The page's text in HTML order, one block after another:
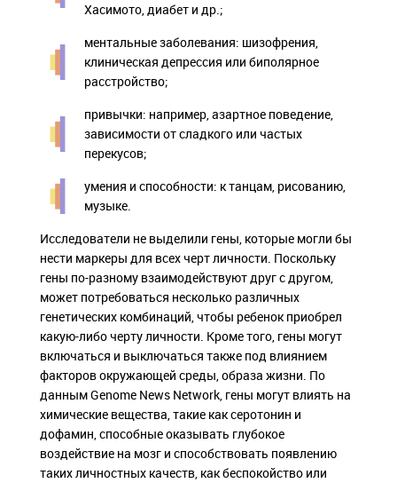
Хасимото, диабет и др.;
ментальные заболевания: шизофрения,
клиническая депрессия или биполярное
расстройство;
привычки: например, азартное поведение,
зависимости от сладкого или частых
перекусов;
умения и способности: к танцам, рисованию,
музыке.
Исследователи не выделили гены, которые могли бы
нести маркеры для всех черт личности. Поскольку
гены по-разному взаимодействуют друг с другом,
может потребоваться несколько различных
генетических комбинаций, чтобы ребенок приобрел
какую-либо черту личности. Кроме того, гены могут
включаться и выключаться также под влиянием
факторов окружающей среды, образа жизни. По
данным Genome News Network, гены могут влиять на
химические вещества, такие как серотонин и
дофамин, способные оказывать глубокое
воздействие на мозг и способствовать появлению
таких личностных качеств, как беспокойство или